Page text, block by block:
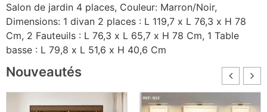
Salon de jardin 4 places, Couleur: Marron/Noir,
Dimensions: 1 divan 2 places : L 119,7 x L 76,3 x H 78
Cm, 2 Fauteuils : L 76,3 x L 65,7 x H 78 Cm, 1 Table
basse : L 79,8 x L 51,6 x H 40,6 Cm
Nouveautés